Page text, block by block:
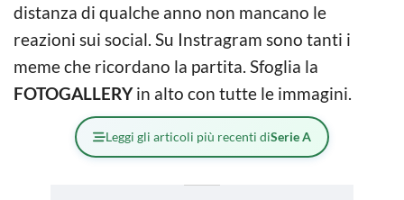
distanza di qualche anno non mancano le
reazioni sui social. Su Instragram sono tanti i
meme che ricordano la partita. Sfoglia la
FOTOGALLERYin alto con tutte le immagini.
Leggi gli articoli più recenti diSerie A